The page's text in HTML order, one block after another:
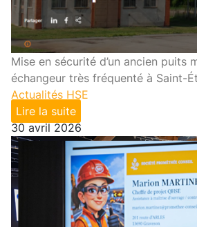
Mise en sécurité d’un ancien puits
échangeur très fréquenté à Saint-
Actualités HSE
Lire la suite
30 avril 2026